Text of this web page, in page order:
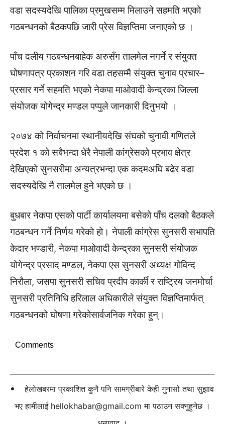
वडा सदस्यदेखि पालिका प्रमुखसम्म मिलाउने सहमति भएको
गठबन्धनको बैठकपछि जारी प्रेस विज्ञप्तिमा जनाएको छ ।
पाँच दलीय गठबन्धनबाहेक अरुसँग तालमेल नगर्ने र संयुक्त
घोषणापत्र प्रकाशन गरि वडा तहसम्मै संयुक्त चुनाव प्रचार–
प्रसार गर्ने सहमति भएको नेकपा माओवादी केन्द्रका जिल्ला
संयोजक योगेन्द्र मण्डल पप्पुले जानकारी दिनुभयो ।
२०७४ को निर्वाचनमा स्थानीयदेखि संघको चुनावी गणितले
प्रदेश १ को सबैभन्दा धेरै नेपाली कांग्रेसको प्रभाव क्षेत्र
देखिएको सुनसरीमा अन्यत्रभन्दा एक कदमअघि बढेर वडा
सदस्यदेखि नै तालमेल हुने भएको छ ।
बुधबार नेकपा एसको पार्टी कार्यालयमा बसेको पाँच दलको बैठकले
गठबन्धन गर्ने निर्णय गरेको हो। नेपाली कांग्रेस सुनसरी सभापति
केदार भण्डारी, नेकपा माओवादी केन्द्रका सुनसरी संयोजक
योगेन्द्र प्रसाद मण्डल, नेकपा एस सुनसरी अध्यक्ष गोविन्द
निरौला, जसपा सुनसरी सचिव प्रदीप कार्की र राष्ट्रिय जनमोर्चा
सुनसरी प्रतिनिधि हरिलाल अधिकारीले संयुक्त विज्ञप्तिमार्फत्
गठबन्धनको घोषणा गरेकोसार्वजनिक गरेका हुन्।
Comments
हेलोखबरमा प्रकाशित कुनै पनि सामग्रीबारे केही गुनासो तथा सुझाव
भए हामीलाई hellokhabar@gmail.com मा पठाउन सक्नुहुनेछ ।